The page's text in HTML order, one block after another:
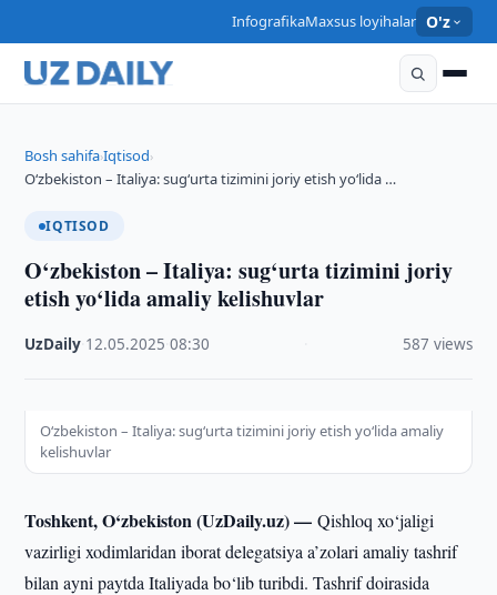
InfografikaMaxsus loyihalar O'z
Bosh sahifa›Iqtisod›
O‘zbekiston – Italiya: sug‘urta tizimini joriy etish yo‘lida …
IQTISOD
O‘zbekiston – Italiya: sug‘urta tizimini joriy
etish yo‘lida amaliy kelishuvlar
UzDaily 12.05.2025 ·08:30 587 views
O‘zbekiston – Italiya: sug‘urta tizimini joriy etish yo‘lida amaliy
kelishuvlar
Toshkent, O‘zbekiston (UzDaily.uz) —Qishloq xo‘jaligi
vazirligi xodimlaridan iborat delegatsiya a’zolari amaliy tashrif
bilan ayni paytda Italiyada bo‘lib turibdi. Tashrif doirasida